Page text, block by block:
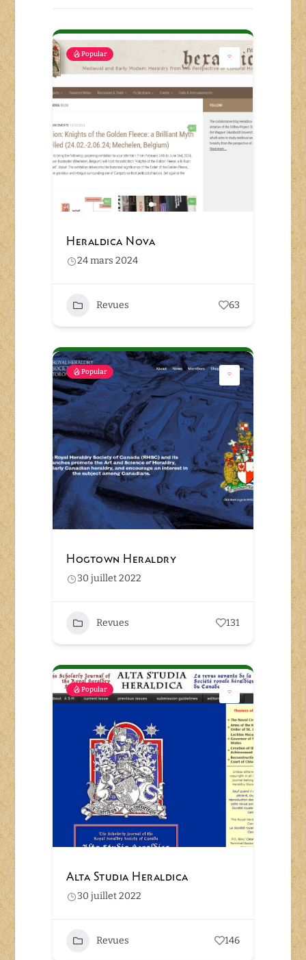
Popular
Heraldica Nova
24 mars 2024
Revues 63
Popular
Hogtown Heraldry
30 juillet 2022
Revues 131
Popular
Alta Studia Heraldica
30 juillet 2022
Revues 146